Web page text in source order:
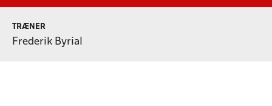
TRÆNER
Frederik Byrial